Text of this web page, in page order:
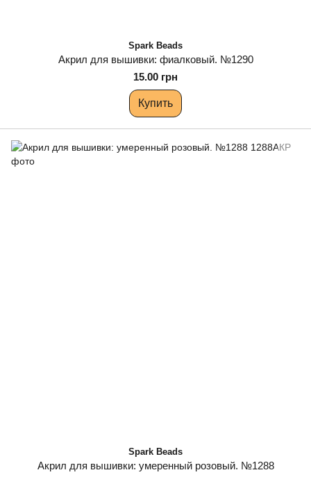
Spark Beads
Акрил для вышивки: фиалковый. №1290
15.00 грн
Купить
Spark Beads
Акрил для вышивки: умеренный розовый. №1288